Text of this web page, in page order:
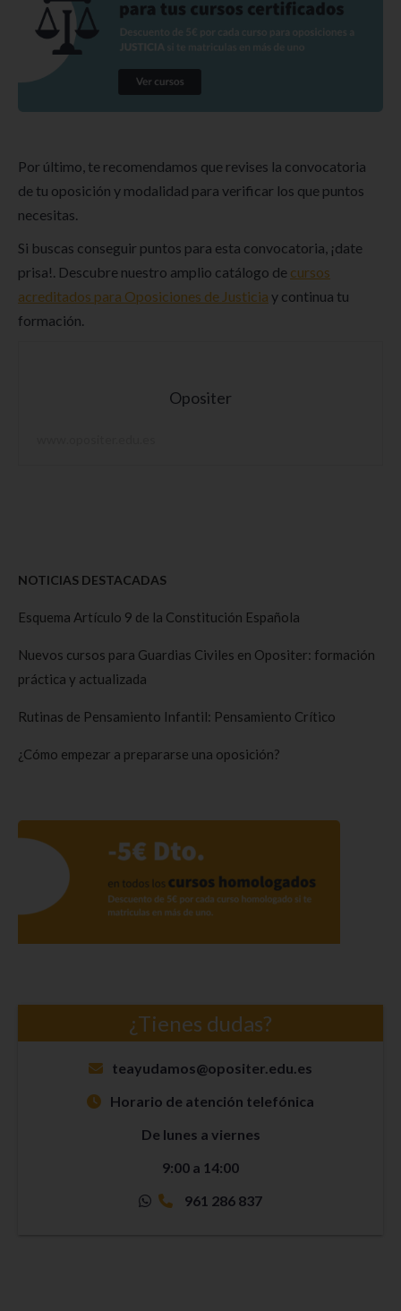
Por último, te recomendamos que revises la convocatoria
de tu oposición y modalidad para verificar los que puntos
necesitas.
Si buscas conseguir puntos para esta convocatoria, ¡date
prisa!. Descubre nuestro amplio catálogo de cursos
acreditados para Oposiciones de Justicia y continua tu
formación.
Opositer
NOTICIAS DESTACADAS
Esquema Artículo 9 de la Constitución Española
Nuevos cursos para Guardias Civiles en Opositer: formación
práctica y actualizada
Rutinas de Pensamiento Infantil: Pensamiento Crítico
¿Cómo empezar a prepararse una oposición?
¿Tienes dudas?
teayudamos@opositer.edu.es
Horario de atención telefónica
De lunes a viernes
9:00 a 14:00
961 286 837